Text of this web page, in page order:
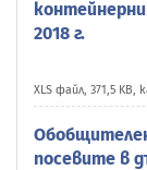
2018 г.
XLS файл, 371,5 KB,
посевите в